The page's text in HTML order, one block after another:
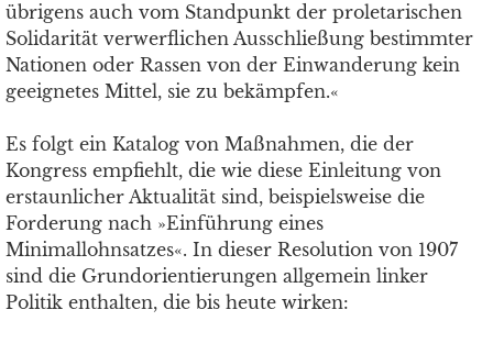
übrigens auch vom Standpunkt der proletarischen
Solidarität verwerflichen Ausschließung bestimmter
Nationen oder Rassen von der Einwanderung kein
geeignetes Mittel, sie zu bekämpfen.«
Es folgt ein Katalog von Maßnahmen, die der
Kongress empfiehlt, die wie diese Einleitung von
erstaunlicher Aktualität sind, beispielsweise die
Forderung nach »Einführung eines
Minimallohnsatzes«. In dieser Resolution von 1907
sind die Grundorientierungen allgemein linker
Politik enthalten, die bis heute wirken: